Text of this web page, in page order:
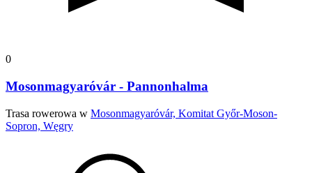
0
Mosonmagyaróvár - Pannonhalma
Trasa rowerowa w Mosonmagyaróvár, Komitat Győr-Moson-
Sopron, Węgry